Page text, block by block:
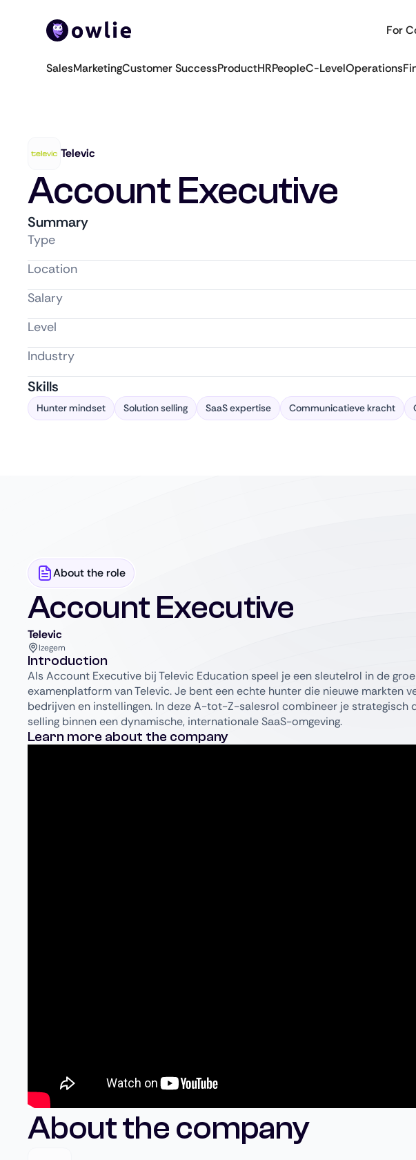
For
SalesMarketingCustomer SuccessProductHRPeopleC-LevelOperations
Televic
Account Executive
Summary
Type
Location
Salary
Level
Industry
Skills
Hunter mindset Solution selling SaaS expertise Communicatieve kracht
About the role
Account Executive
Televic
Izegem
Introduction
Als Account Executive bij Televic Education speel je een sleutelrol in de
examenplatform van Televic. Je bent een echte hunter die nieuwe markten
bedrijven en instellingen. In deze A-tot-Z-salesrol combineer je
selling binnen een dynamische, internationale SaaS-omgeving.
Learn more about the company
About the company